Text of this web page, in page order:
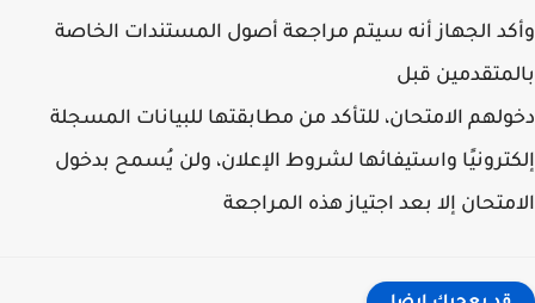
الجهاز أنه سيتم مراجعة أصول المستندات الخاصة
قبل
الامتحان، للتأكد من مطابقتها للبيانات المسجلة
واستيفائها لشروط الإعلان، ولن يُسمح بدخول
إلا بعد اجتياز هذه المراجعة